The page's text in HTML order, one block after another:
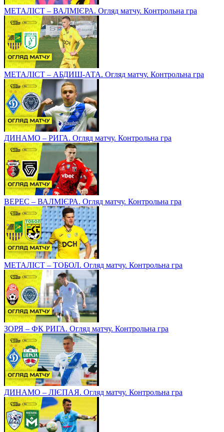
МЕТАЛІСТ – ВАЛМІЄРА. Огляд матчу. Контрольна гра
МЕТАЛІСТ – АБДИШ-АТА. Огляд матчу. Контрольна гра
ДИНАМО – РИГА. Огляд матчу. Контрольна гра
ВЕРЕС – ВАЛМІЄРА. Огляд матчу. Контрольна гра
МЕТАЛІСТ – ТОБОЛ. Огляд матчу. Контрольна гра
ЗОРЯ – ФК РИГА. Огляд матчу. Контрольна гра
ДИНАМО – ЛІЄПАЯ. Огляд матчу. Контрольна гра